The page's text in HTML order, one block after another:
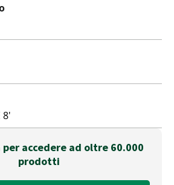
8'
accedere ad oltre 60.000
prodotti